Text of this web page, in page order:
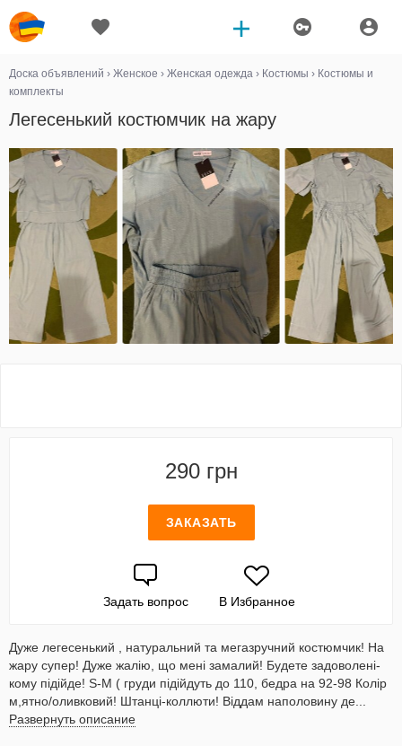
Доска объявлений › Женское › Женская одежда › Костюмы › Костюмы и
комплекты
Легесенький костюмчик на жару
290 грн
ЗАКАЗАТЬ
Задать вопрос В Избранное
Дуже легесенький , натуральний та мегазручний костюмчик! На
жару супер! Дуже жалію, що мені замалий! Будете задоволені-
кому підійде! S-М ( груди підійдуть до 110, бедра на 92-98 Колір
м,ятно/оливковий! Штанці-коллюти! Віддам наполовину де...
Развернуть описание